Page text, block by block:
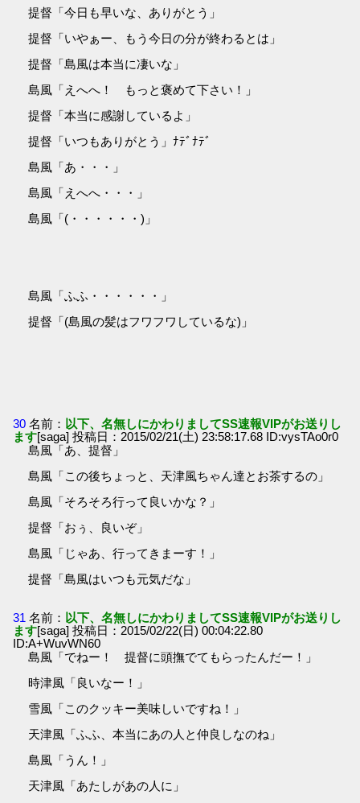
提督「今日も早いな、ありがとう」
提督「いやぁー、もう今日の分が終わるとは」
提督「島風は本当に凄いな」
島風「えへへ！ もっと褒めて下さい！」
提督「本当に感謝しているよ」
提督「いつもありがとう」ﾅﾃﾞﾅﾃﾞ
島風「あ・・・」
島風「えへへ・・・」
島風「(・・・・・・)」
島風「ふふ・・・・・・」
提督「(島風の髪はフワフワしているな)」
30 名前： 以下、名無しにかわりましてSS速報VIPがお送りし
ます[saga] 投稿日：2015/02/21(土) 23:58:17.68 ID:vysTAo0r0
島風「あ、提督」
島風「この後ちょっと、天津風ちゃん達とお茶するの」
島風「そろそろ行って良いかな？」
提督「おぅ、良いぞ」
島風「じゃあ、行ってきまーす！」
提督「島風はいつも元気だな」
31 名前： 以下、名無しにかわりましてSS速報VIPがお送りし
ます[saga] 投稿日：2015/02/22(日) 00:04:22.80
ID:A+WuvWN60
島風「でねー！ 提督に頭撫でてもらったんだー！」
時津風「良いなー！」
雪風「このクッキー美味しいですね！」
天津風「ふふ、本当にあの人と仲良しなのね」
島風「うん！」
天津風「あたしがあの人に」